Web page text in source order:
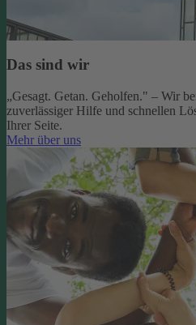
Das sind wir
„Gesagt. Getan. Geholfen." – Wir
zuverlässiger Hilfe und schnellen
Ihrer Seite.
Mehr über uns